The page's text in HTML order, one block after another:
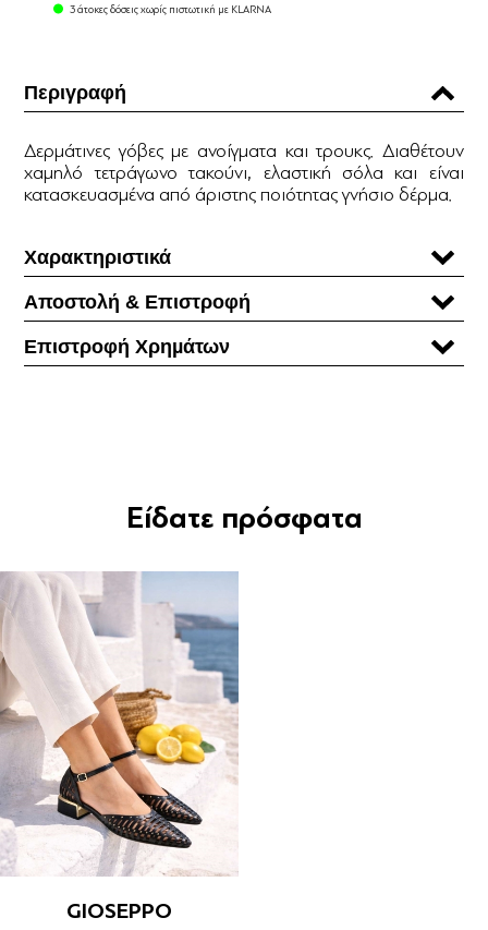
3 άτοκες δόσεις χωρίς πιστωτική με KLARNA
Περιγραφή
Δερμάτινες γόβες με ανοίγματα και τρουκς. Διαθέτουν
χαμηλό τετράγωνο τακούνι, ελαστική σόλα και είναι
κατασκευασμένα από άριστης ποιότητας γνήσιο δέρμα.
Χαρακτηριστικά
Αποστολή & Επιστροφή
Επιστροφή Χρηµάτων
Είδατε πρόσφατα
GIOSEPPO